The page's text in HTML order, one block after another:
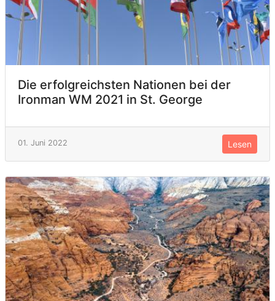
Die erfolgreichsten Nationen bei der
Ironman WM 2021 in St. George
01. Juni 2022 Lesen